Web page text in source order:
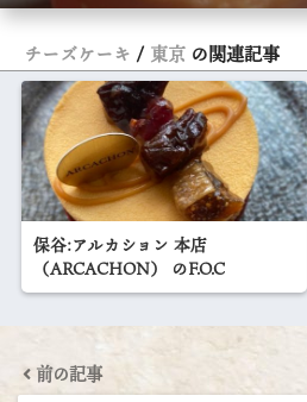
チーズケーキ 東京 の関連記事
保谷:アルカション 本店
（ARCACHON） のF.O.C
前の記事